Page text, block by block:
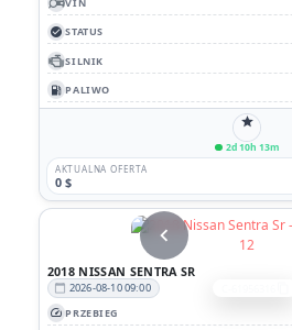
VIN
check_circle STATUS
SILNIK
local_gas_station PALIWO
star
2d 10h 13m
AKTUALNA OFERTA
0 $
chevron_left
2018 NISSAN SENTRA SR
calendar_today 2026-08-10 09:00
speed PRZEBIEG